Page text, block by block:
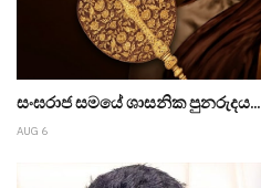
සංඝරාජ සමයේ ශාසනික පුනරුදය...
AUG 6